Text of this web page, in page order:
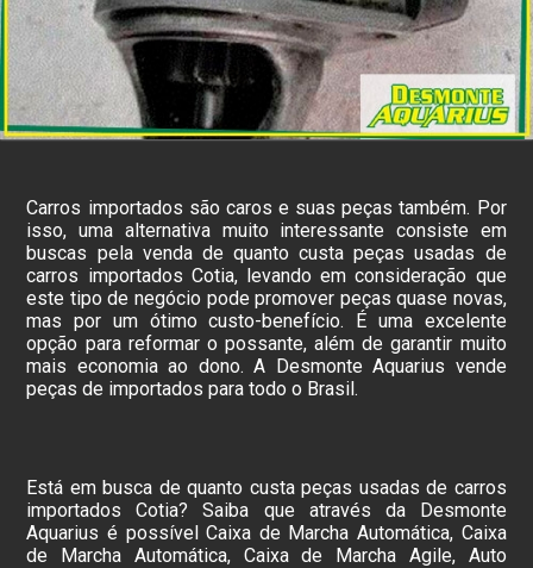
Carros importados são caros e suas peças também. Por
isso, uma alternativa muito interessante consiste em
buscas pela venda de quanto custa peças usadas de
carros importados Cotia, levando em consideração que
este tipo de negócio pode promover peças quase novas,
mas por um ótimo custo-benefício. É uma excelente
opção para reformar o possante, além de garantir muito
mais economia ao dono. A Desmonte Aquarius vende
peças de importados para todo o Brasil.
Está em busca de quanto custa peças usadas de carros
importados Cotia? Saiba que através da Desmonte
Aquarius é possível Caixa de Marcha Automática, Caixa
de Marcha Automática, Caixa de Marcha Agile, Auto